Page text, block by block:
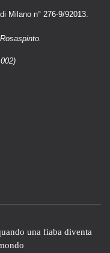
Milano n° 276-9/92013.
una fiaba diventa